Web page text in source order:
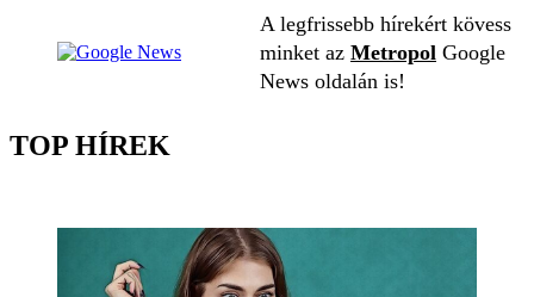
A legfrissebb hírekért kövess
minket az Metropol Google
News oldalán is!
TOP HÍREK